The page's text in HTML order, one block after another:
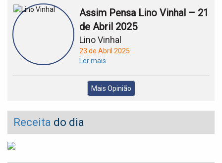
Assim Pensa Lino Vinhal – 21
de Abril 2025
Lino Vinhal
23 de Abril 2025
Ler mais
Mais Opinião
Receita do dia